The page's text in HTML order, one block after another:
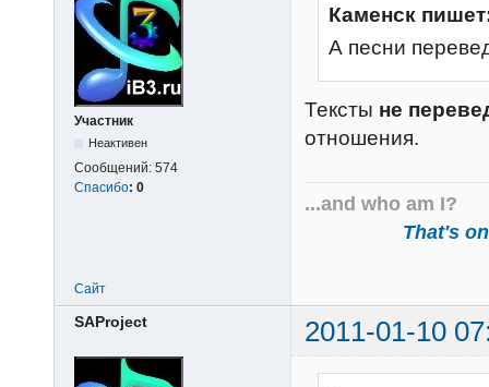
Участник
Неактивен
Сообщений: 574
Спасибо: 0
Каменск
А песни
Тексты не
отношения.
...and who am I?
That's
Сайт
SAProject 2011-01-10